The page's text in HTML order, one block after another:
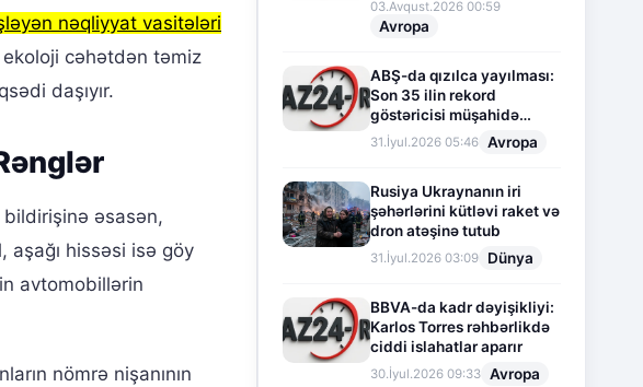
nəqliyyat vasitələri
ekoloji cəhətdən təmiz
daşıyır.
bildirişinə əsasən,
aşağı hissəsi isə göy
avtomobillərin
nömrə nişanının
03.Avqust.2026 00:59
Avropa
ABŞ-da qızılca yayılması:
Son 35 ilin rekord
göstəricisi müşahidə
olunur
31.İyul.2026 05:46 Avropa
Rusiya Ukraynanın iri
şəhərlərini kütləvi raket və
dron atəşinə tutub
31.İyul.2026 03:09 Dünya
BBVA-da kadr dəyişikliyi:
Karlos Torres rəhbərlikdə
ciddi islahatlar aparır
30.İyul.2026 09:33 Avropa